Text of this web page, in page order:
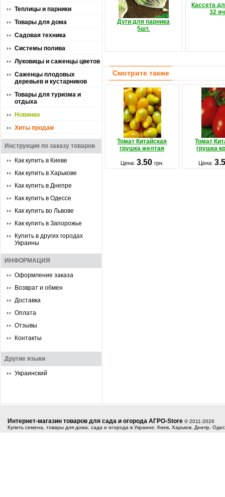
Теплицы и парники
Товары для дома
Садовая техника
Системы полива
Луковицы и саженцы цветов
Саженцы плодовых
деревьев и кустарников
Товары для туризма и
отдыха
Новинки
Хиты продаж
Инструкция по заказу товаров
Как купить в Киеве
Как купить в Харькове
Как купить в Днепре
Как купить в Одессе
Как купить во Львове
Как купить в Запорожье
Купить в других городах
Украины
ИНФОРМАЦИЯ
Оформление заказа
Возврат и обмен
Доставка
Оплата
Отзывы
Контакты
Другие языки
Украинский
Дуги для парника
5шт.
Кассета
32
Смотрите также
Томат Китайская
грушка желтая
Томат
грушка
Цена: 3.50 грн. Цена:
Интернет-магазин товаров для сада и огорода АГРО-Store © 2011-2026
Купить семена, товары для дома, сада и огорода в Украине: Киев, Харьков, Днепр,